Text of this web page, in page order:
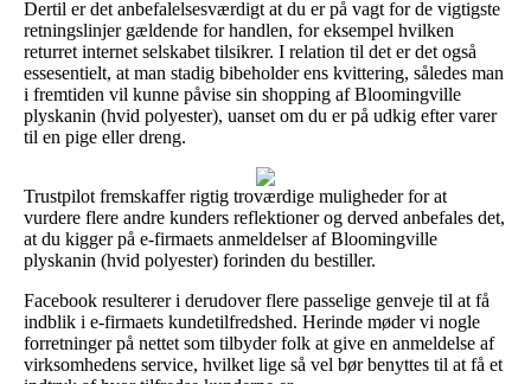
Dertil er det anbefalelsesværdigt at du er på vagt for de vigtigste
retningslinjer gældende for handlen, for eksempel hvilken
returret internet selskabet tilsikrer. I relation til det er det også
essesentielt, at man stadig bibeholder ens kvittering, således man
i fremtiden vil kunne påvise sin shopping af Bloomingville
plyskanin (hvid polyester), uanset om du er på udkig efter varer
til en pige eller dreng.
Trustpilot fremskaffer rigtig troværdige muligheder for at
vurdere flere andre kunders reflektioner og derved anbefales det,
at du kigger på e-firmaets anmeldelser af Bloomingville
plyskanin (hvid polyester) forinden du bestiller.
Facebook resulterer i derudover flere passelige genveje til at få
indblik i e-firmaets kundetilfredshed. Herinde møder vi nogle
forretninger på nettet som tilbyder folk at give en anmeldelse af
virksomhedens service, hvilket lige så vel bør benyttes til at få et